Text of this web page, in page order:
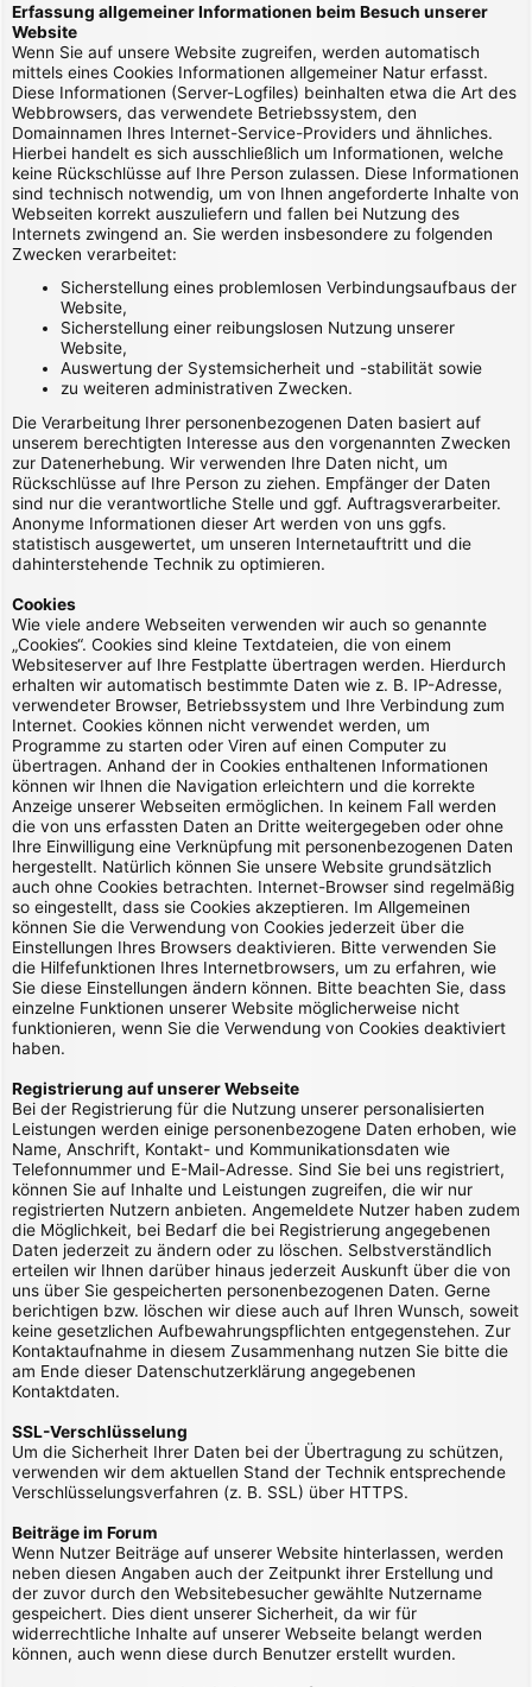
Erfassung allgemeiner Informationen beim Besuch unserer
Website
Wenn Sie auf unsere Website zugreifen, werden automatisch
mittels eines Cookies Informationen allgemeiner Natur erfasst.
Diese Informationen (Server-Logfiles) beinhalten etwa die Art des
Webbrowsers, das verwendete Betriebssystem, den
Domainnamen Ihres Internet-Service-Providers und ähnliches.
Hierbei handelt es sich ausschließlich um Informationen, welche
keine Rückschlüsse auf Ihre Person zulassen. Diese Informationen
sind technisch notwendig, um von Ihnen angeforderte Inhalte von
Webseiten korrekt auszuliefern und fallen bei Nutzung des
Internets zwingend an. Sie werden insbesondere zu folgenden
Zwecken verarbeitet:
Sicherstellung eines problemlosen Verbindungsaufbaus der
Website,
Sicherstellung einer reibungslosen Nutzung unserer
Website,
Auswertung der Systemsicherheit und -stabilität sowie
zu weiteren administrativen Zwecken.
Die Verarbeitung Ihrer personenbezogenen Daten basiert auf
unserem berechtigten Interesse aus den vorgenannten Zwecken
zur Datenerhebung. Wir verwenden Ihre Daten nicht, um
Rückschlüsse auf Ihre Person zu ziehen. Empfänger der Daten
sind nur die verantwortliche Stelle und ggf. Auftragsverarbeiter.
Anonyme Informationen dieser Art werden von uns ggfs.
statistisch ausgewertet, um unseren Internetauftritt und die
dahinterstehende Technik zu optimieren.
Cookies
Wie viele andere Webseiten verwenden wir auch so genannte
„Cookies“. Cookies sind kleine Textdateien, die von einem
Websiteserver auf Ihre Festplatte übertragen werden. Hierdurch
erhalten wir automatisch bestimmte Daten wie z. B. IP-Adresse,
verwendeter Browser, Betriebssystem und Ihre Verbindung zum
Internet. Cookies können nicht verwendet werden, um
Programme zu starten oder Viren auf einen Computer zu
übertragen. Anhand der in Cookies enthaltenen Informationen
können wir Ihnen die Navigation erleichtern und die korrekte
Anzeige unserer Webseiten ermöglichen. In keinem Fall werden
die von uns erfassten Daten an Dritte weitergegeben oder ohne
Ihre Einwilligung eine Verknüpfung mit personenbezogenen Daten
hergestellt. Natürlich können Sie unsere Website grundsätzlich
auch ohne Cookies betrachten. Internet-Browser sind regelmäßig
so eingestellt, dass sie Cookies akzeptieren. Im Allgemeinen
können Sie die Verwendung von Cookies jederzeit über die
Einstellungen Ihres Browsers deaktivieren. Bitte verwenden Sie
die Hilfefunktionen Ihres Internetbrowsers, um zu erfahren, wie
Sie diese Einstellungen ändern können. Bitte beachten Sie, dass
einzelne Funktionen unserer Website möglicherweise nicht
funktionieren, wenn Sie die Verwendung von Cookies deaktiviert
haben.
Registrierung auf unserer Webseite
Bei der Registrierung für die Nutzung unserer personalisierten
Leistungen werden einige personenbezogene Daten erhoben, wie
Name, Anschrift, Kontakt- und Kommunikationsdaten wie
Telefonnummer und E-Mail-Adresse. Sind Sie bei uns registriert,
können Sie auf Inhalte und Leistungen zugreifen, die wir nur
registrierten Nutzern anbieten. Angemeldete Nutzer haben zudem
die Möglichkeit, bei Bedarf die bei Registrierung angegebenen
Daten jederzeit zu ändern oder zu löschen. Selbstverständlich
erteilen wir Ihnen darüber hinaus jederzeit Auskunft über die von
uns über Sie gespeicherten personenbezogenen Daten. Gerne
berichtigen bzw. löschen wir diese auch auf Ihren Wunsch, soweit
keine gesetzlichen Aufbewahrungspflichten entgegenstehen. Zur
Kontaktaufnahme in diesem Zusammenhang nutzen Sie bitte die
am Ende dieser Datenschutzerklärung angegebenen
Kontaktdaten.
SSL-Verschlüsselung
Um die Sicherheit Ihrer Daten bei der Übertragung zu schützen,
verwenden wir dem aktuellen Stand der Technik entsprechende
Verschlüsselungsverfahren (z. B. SSL) über HTTPS.
Beiträge im Forum
Wenn Nutzer Beiträge auf unserer Website hinterlassen, werden
neben diesen Angaben auch der Zeitpunkt ihrer Erstellung und
der zuvor durch den Websitebesucher gewählte Nutzername
gespeichert. Dies dient unserer Sicherheit, da wir für
widerrechtliche Inhalte auf unserer Webseite belangt werden
können, auch wenn diese durch Benutzer erstellt wurden.